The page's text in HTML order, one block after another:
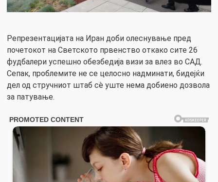
Репрезентацијата на Иран доби олеснување пред
почетокот на Светското првенство откако сите 26
фудбалери успешно обезбедија визи за влез во САД.
Сепак, проблемите не се целосно надминати, бидејќи
дел од стручниот штаб сè уште нема добиено дозвола
за патување.